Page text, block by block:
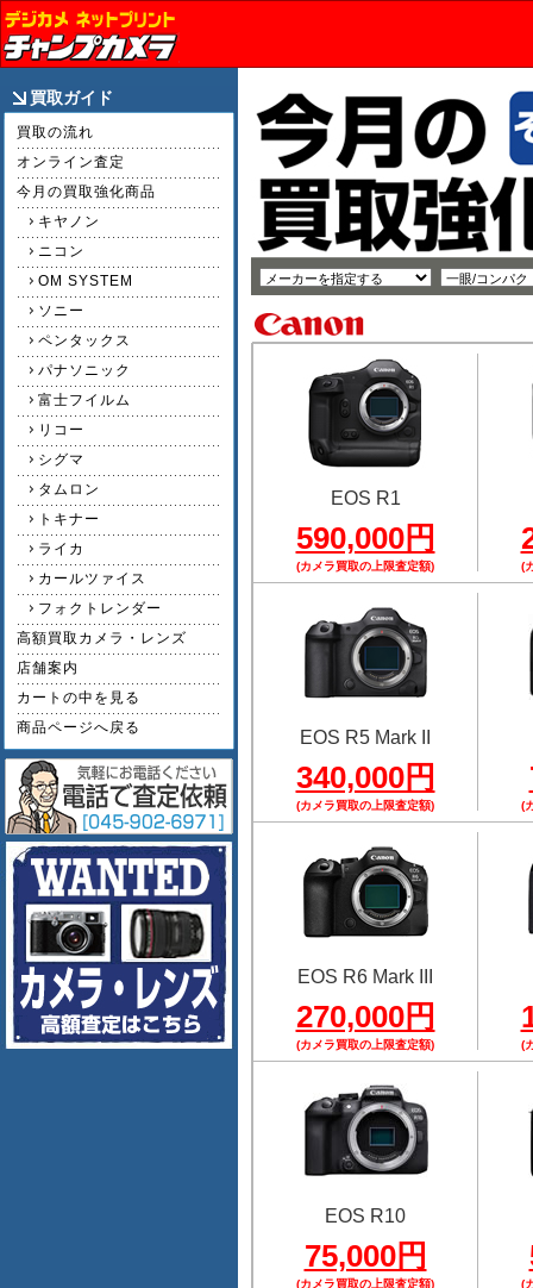
買取ガイド
買取の流れ
オンライン査定
今月の買取強化商品
キヤノン
ニコン
OM SYSTEM
ソニー
ペンタックス
パナソニック
富士フイルム
リコー
シグマ
タムロン
トキナー
ライカ
カールツァイス
フォクトレンダー
高額買取カメラ・レンズ
店舗案内
カートの中を見る
商品ページへ戻る
EOS R1
590,000円
(カメラ買取の上限査定額) (
EOS R5 Mark II
340,000円
(カメラ買取の上限査定額) (
EOS R6 Mark III
270,000円
(カメラ買取の上限査定額) (
EOS R10
75,000円
(カメラ買取の上限査定額) (